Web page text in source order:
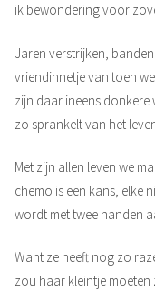
ik bewondering voor
Jaren verstrijken,
vriendinnetje van toen
zijn daar ineens
zo sprankelt van het
Met zijn allen leven we
chemo is een kans, elke
wordt met twee handen
Want ze heeft nog zo
zou haar kleintje